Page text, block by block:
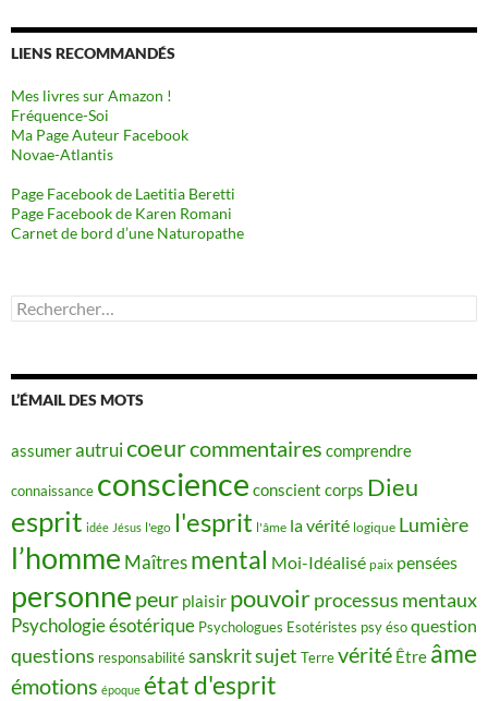
LIENS RECOMMANDÉS
Mes livres sur Amazon !
Fréquence-Soi
Ma Page Auteur Facebook
Novae-Atlantis
Page Facebook de Laetitia Beretti
Page Facebook de Karen Romani
Carnet de bord d’une Naturopathe
Rechercher :
L’ÉMAIL DES MOTS
assumerautruicoeurcommentaires comprendre
connaissance conscience conscient corps Dieu
esprit idée Jésus l'ego l'esprit l'âme la vérité logique Lumière
l’homme Maîtres mental Moi-Idéalisé paix pensées
personne peur plaisir pouvoirprocessus mentaux
Psychologie ésotérique Psychologues Esotéristes psy ésoquestion
questions responsabilitésanskritsujet Terrevérité Être âme
émotions époque état d'esprit